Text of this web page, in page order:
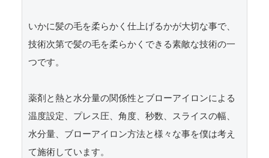
いかに髪の毛を柔らかく仕上げるかが大切な事で、
技術次第で髪の毛を柔らかくできる素敵な技術の一
つです。
薬剤と熱と水分量の関係性とブローアイロンによる
温度設定、プレス圧、角度、秒数、スライスの幅、
水分量、ブローアイロン方法と様々な事を僕は考え
て施術しています。